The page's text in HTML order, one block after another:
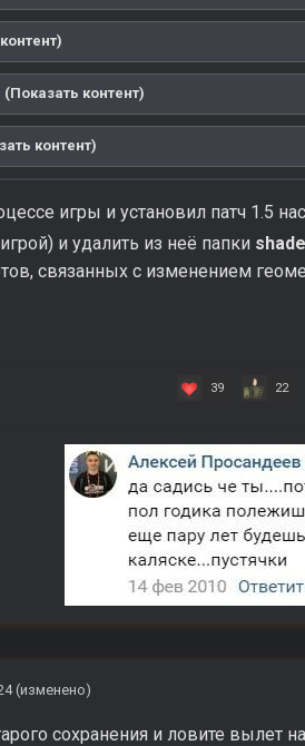
контент)
контент)
игры и установил патч 1.5
и удалить из неё папки
связанных с изменением
39 22
(изменено)
сохранения и ловите вылет